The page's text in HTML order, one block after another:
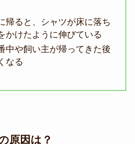
帰ると、シャツが床に落ち
かけたように伸びている
中や飼い主が帰ってきた後
なる
原因は？